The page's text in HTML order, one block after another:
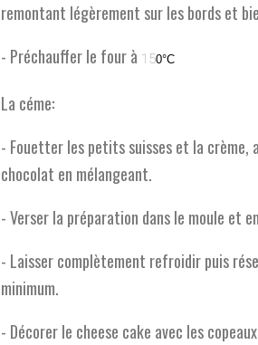
remontant légèrement sur les bords et
- Préchauffer le four à 150°C
La céme:
- Fouetter les petits suisses et la crème,
chocolat en mélangeant.
- Verser la préparation dans le moule et
- Laisser complètement refroidir puis
minimum.
- Décorer le cheese cake avec les